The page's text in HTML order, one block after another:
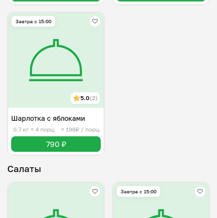
Завтра c 15:00
5.0(2)
Шарлотка с яблоками
0.7 кг ≈ 4 порц. ≈ 198₽ / порц.
790 ₽
Салаты
Завтра c 15:00